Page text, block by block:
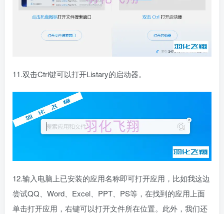
11.双击Ctrl键可以打开Listary的启动器。
12.输入电脑上已安装的应用名称即可打开应用，比如我这边
尝试QQ、Word、Excel、PPT、PS等，在找到的应用上面
单击打开应用，右键可以打开文件所在位置。此外，我们还